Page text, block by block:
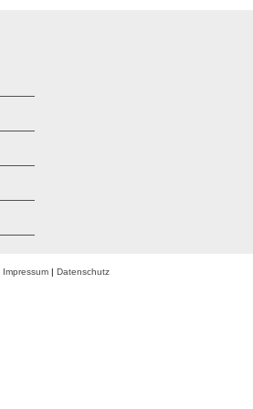
Impressum | Datenschutz